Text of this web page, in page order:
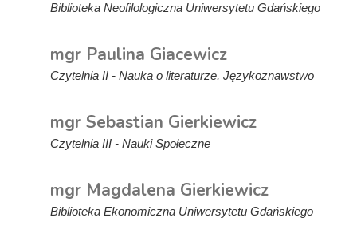
Biblioteka Neofilologiczna Uniwersytetu Gdańskiego
mgr Paulina Giacewicz
Czytelnia II - Nauka o literaturze, Językoznawstwo
mgr Sebastian Gierkiewicz
Czytelnia III - Nauki Społeczne
mgr Magdalena Gierkiewicz
Biblioteka Ekonomiczna Uniwersytetu Gdańskiego